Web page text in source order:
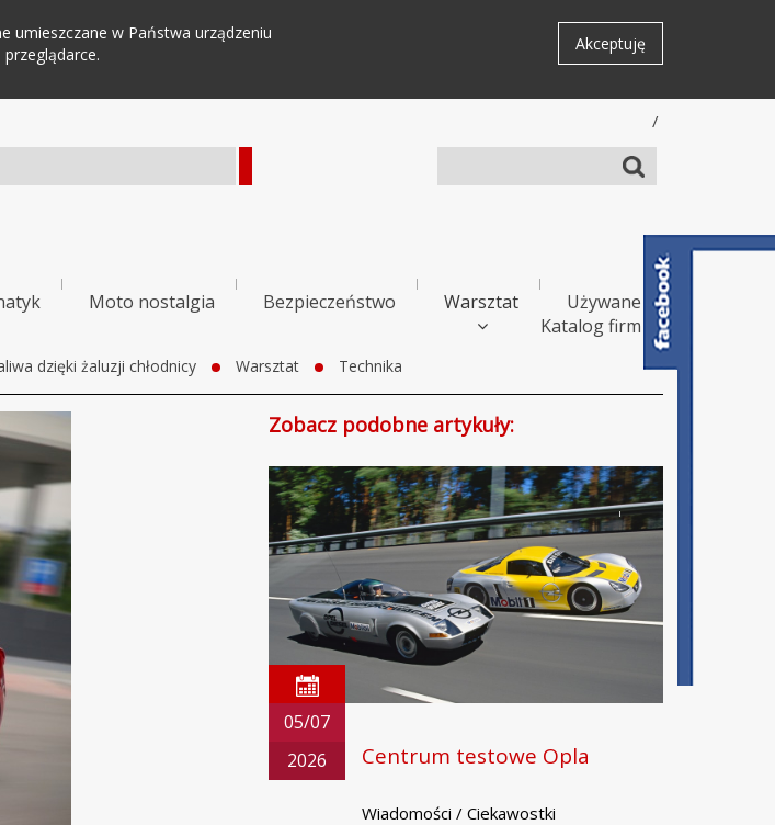
umieszczane w Państwa urządzeniu
Akceptuję
/
Moto nostalgia Bezpieczeństwo Warsztat
Używane
Katalog firm
dzięki żaluzji chłodnicy Warsztat Technika
Zobacz podobne artykuły:
05/07
2026
Centrum testowe Opla
Wiadomości / Ciekawostki